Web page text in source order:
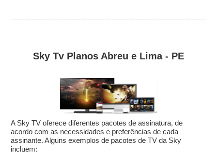
Sky Tv Planos Abreu e Lima - PE
A Sky TV oferece diferentes pacotes de assinatura, de
acordo com as necessidades e preferências de cada
assinante. Alguns exemplos de pacotes de TV da Sky
incluem: